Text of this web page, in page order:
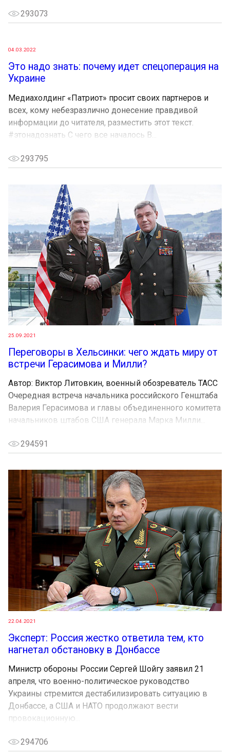
293073
04.03.2022
Это надо знать: почему идет спецоперация на
Украине
Медиахолдинг «Патриот» просит своих партнеров и
всех, кому небезразлично донесение правдивой
информации до читателя, разместить этот текст.
#этонадознать С чего все началось В...
293795
25.09.2021
Переговоры в Хельсинки: чего ждать миру от
встречи Герасимова и Милли?
Автор: Виктор Литовкин, военный обозреватель ТАСС
Очередная встреча начальника российского Генштаба
Валерия Герасимова и главы объединенного комитета
начальников штабов США генерала Марка Милли...
294591
22.04.2021
Эксперт: Россия жестко ответила тем, кто
нагнетал обстановку в Донбассе
Министр обороны России Сергей Шойгу заявил 21
апреля, что военно-политическое руководство
Украины стремится дестабилизировать ситуацию в
Донбассе, а США и НАТО продолжают вести
провокационную...
294706